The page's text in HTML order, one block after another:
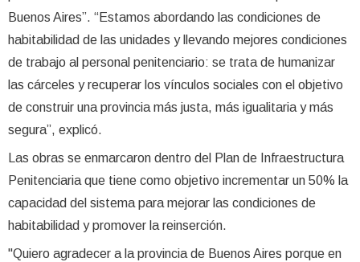
Buenos Aires”. “Estamos abordando las condiciones de
habitabilidad de las unidades y llevando mejores condiciones
de trabajo al personal penitenciario: se trata de humanizar
las cárceles y recuperar los vínculos sociales con el objetivo
de construir una provincia más justa, más igualitaria y más
segura”, explicó.
Las obras se enmarcaron dentro del Plan de Infraestructura
Penitenciaria que tiene como objetivo incrementar un 50% la
capacidad del sistema para mejorar las condiciones de
habitabilidad y promover la reinserción.
"Quiero agradecer a la provincia de Buenos Aires porque en